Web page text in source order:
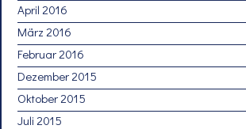
April 2016
März 2016
Februar 2016
Dezember 2015
Oktober 2015
Juli 2015